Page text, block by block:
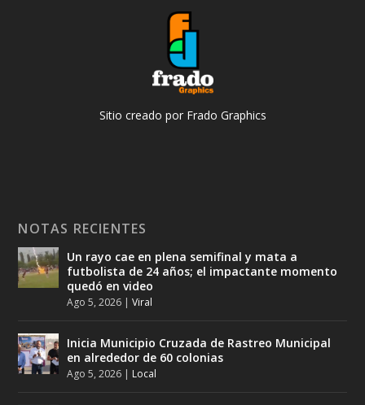
Sitio creado por Frado Graphics
NOTAS RECIENTES
Un rayo cae en plena semifinal y mata a
futbolista de 24 años; el impactante momento
quedó en video
Ago 5, 2026 |Viral
Inicia Municipio Cruzada de Rastreo Municipal
en alrededor de 60 colonias
Ago 5, 2026 | Local